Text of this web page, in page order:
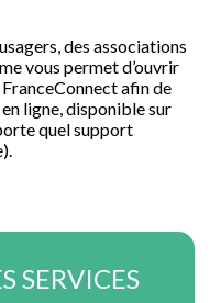
des associations
vous permet d’ouvrir
afin de
ligne, disponible sur
quel support
SERVICES